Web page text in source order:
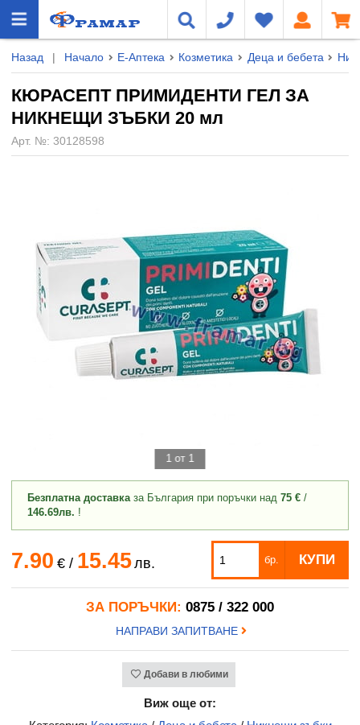
Назад | Начало Е-Аптека Козметика Деца и бебета
КЮРАСЕПТ ПРИМИДЕНТИ ГЕЛ ЗА
НИКНЕЩИ ЗЪБКИ 20 мл
Арт. №: 30128598
1 от 1
Безплатна доставказа България при поръчки над 75 € /
146.69лв. !
7.90 €/ 15.45лв. бр. КУПИ
ЗА ПОРЪЧКИ: 0875 / 322 000
НАПРАВИ ЗАПИТВАНЕ
Добави в любими
Виж още от: